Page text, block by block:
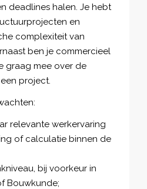
deadlines halen. Je hebt
en
complexiteit van
ben je commercieel
graag mee over de
project.
relevante werkervaring
of calculatie binnen de
bij voorkeur in
Bouwkunde;